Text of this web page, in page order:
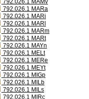
792.026.1 MAMv
792.026.1 MARa
792.026.1 MARi
792.026.1 MARl
792.026.1 MARm
792.026.1 MARt
792.026.1 MAYn
792.026.1 MELt
792.026.1 MERe
792.026.1 MEYt
792.026.1 MIGp
792.026.1 MILb
792.026.1 MILs
792.026.1 MIRc